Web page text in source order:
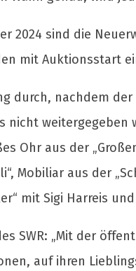
2024 sind die
mit Auktionsstart
durch, nachdem
nicht
Ohr aus der
Mobiliar aus der
mit Sigi Harreis
SWR: „Mit der
auf ihren